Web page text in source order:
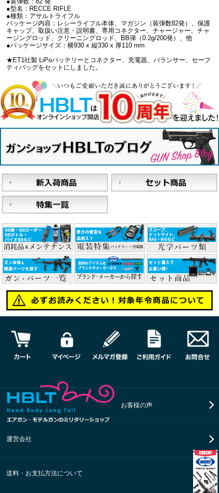
●型名：RECCE RIFLE
●種類：アサルトライフル
パッケージ内容：レシーライフル本体、マガジン（装弾数82発）、保護
キャップ、取扱い注意・説明書、専用コネクター、チャージャー、チャ
ージングロッド、クリーニングロッド、BB弾（0.2g/200発）、他
●パッケージサイズ：横930 x 縦330 x 厚110 mm
★ET1社製 LiPoバッテリーとコネクター、充電器、バランサー、セーフ
ティバッグをセットにしました。
お客様の声
運営会社
送料・お支払方法について